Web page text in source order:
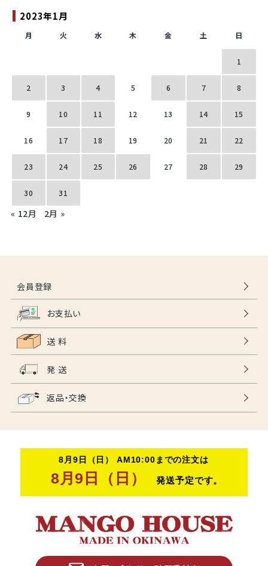
2023年1月
月 火 水 木 金 土 日
1
2 3 4 5 6 7 8
9 10 11 12 13 14 15
16 17 18 19 20 21 22
23 24 25 26 27 28 29
30 31
« 12月 2月 »
会員登録
お支払い
送 料
発 送
返品・交換